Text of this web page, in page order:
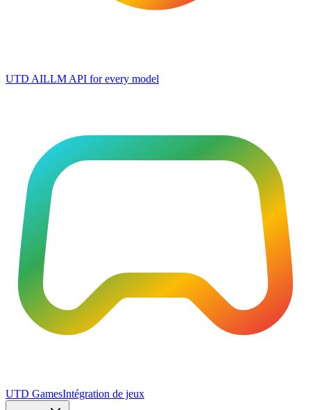
UTD AILLM API for every model
UTD GamesIntégration de jeux